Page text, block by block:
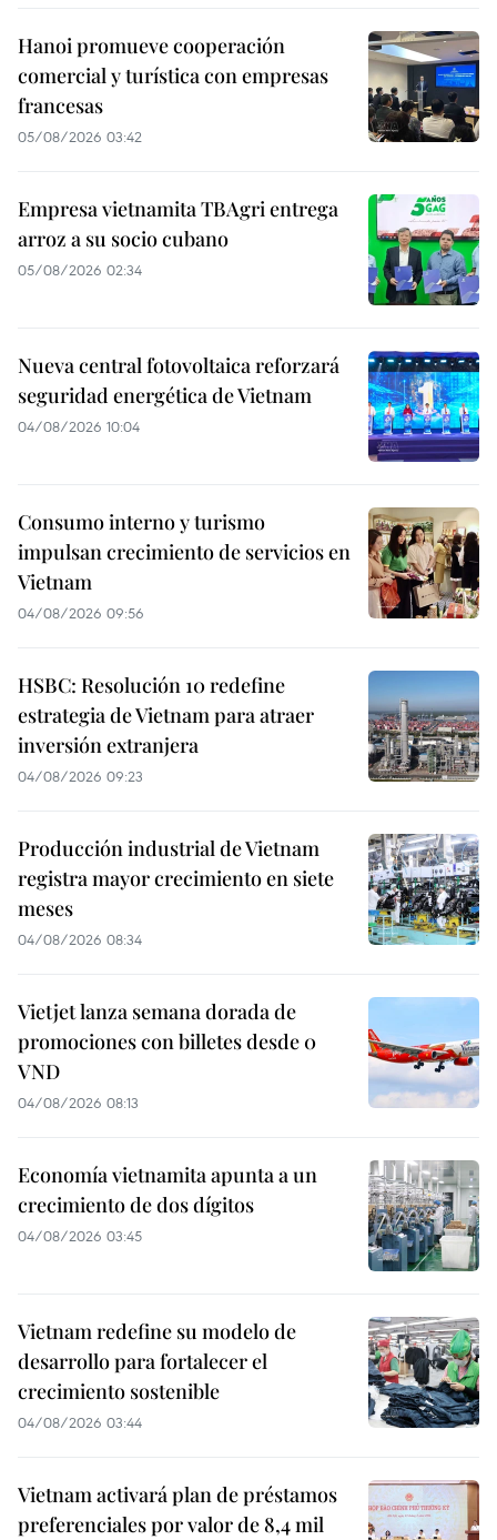
Hanoi promueve cooperación
comercial y turística con empresas
francesas
05/08/2026 03:42
Empresa vietnamita TBAgri entrega
arroz a su socio cubano
05/08/2026 02:34
Nueva central fotovoltaica reforzará
seguridad energética de Vietnam
04/08/2026 10:04
Consumo interno y turismo
impulsan crecimiento de servicios en
Vietnam
04/08/2026 09:56
HSBC: Resolución 10 redefine
estrategia de Vietnam para atraer
inversión extranjera
04/08/2026 09:23
Producción industrial de Vietnam
registra mayor crecimiento en siete
meses
04/08/2026 08:34
Vietjet lanza semana dorada de
promociones con billetes desde 0
VND
04/08/2026 08:13
Economía vietnamita apunta a un
crecimiento de dos dígitos
04/08/2026 03:45
Vietnam redefine su modelo de
desarrollo para fortalecer el
crecimiento sostenible
04/08/2026 03:44
Vietnam activará plan de préstamos
preferenciales por valor de 8,4 mil